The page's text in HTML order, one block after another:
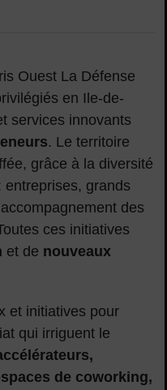
Ouest La Défense
en Ile-de-
services innovants
. Le territoire
grâce à la diversité
grands
des
ces initiatives
et de nouveaux
et initiatives pour
qui irriguent le
de coworking,